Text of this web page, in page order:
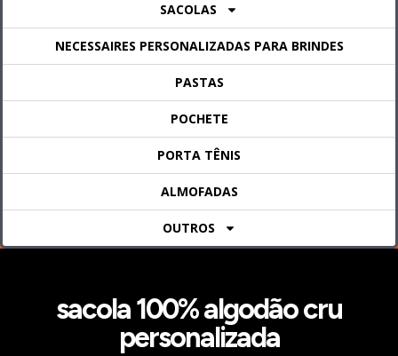
SACOLAS
NECESSAIRES PERSONALIZADAS PARA BRINDES
PASTAS
POCHETE
PORTA TÊNIS
ALMOFADAS
OUTROS
sacola 100% algodão cru
personalizada